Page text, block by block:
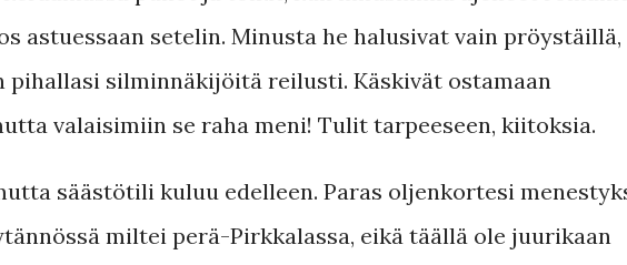
astuessaan setelin. Minusta he halusivat vain pröystäillä,
pihallasi silminnäkijöitä reilusti. Käskivät ostamaan
valaisimiin se raha meni! Tulit tarpeeseen, kiitoksia.
säästötili kuluu edelleen. Paras oljenkortesi
miltei perä-Pirkkalassa, eikä täällä ole juurikaan